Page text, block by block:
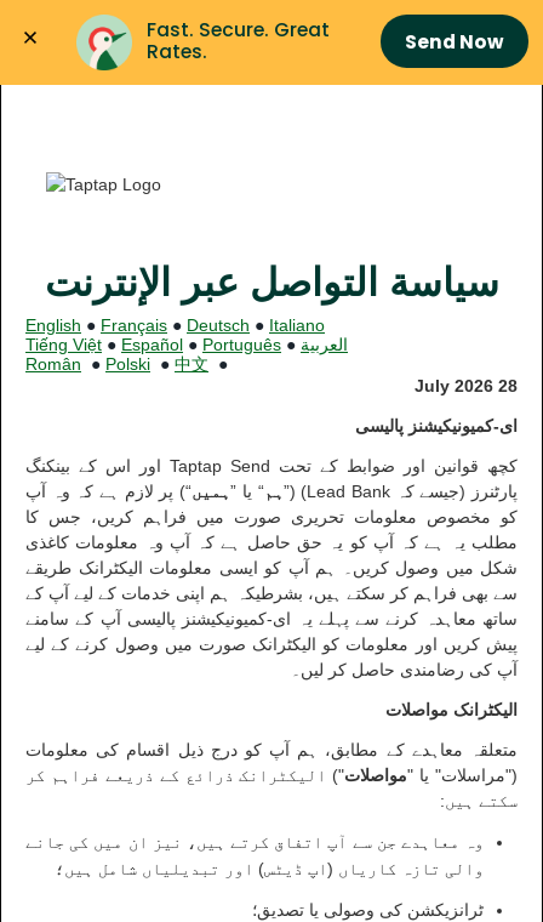
Fast. Secure. Great
Rates.
Send Now
سياسة التواصل عبر الإنترنت
English ● Français ● Deutsch ● Italiano
Tiếng Việt ● Español ● Português ● العربية
Român ● Polski ● 中文 ●
28 July 2026
ای-کمیونیکیشنز پالیسی
کچھ قوانین اور ضوابط کے تحت Taptap Send اور اس کے بینکنگ
پارٹنرز (جیسے کہ
Lead Bank
) (”ہم“ یا ”ہمیں“) پر لازم ہے کہ وہ آپ
کو مخصوص معلومات تحریری صورت میں فراہم کریں، جس کا
مطلب یہ ہے کہ آپ کو یہ حق حاصل ہے کہ آپ وہ معلومات کاغذی
شکل میں وصول کریں۔ ہم آپ کو ایسی معلومات الیکٹرانک طریقے
سے بھی فراہم کر سکتے ہیں، بشرطیکہ ہم اپنی خدمات کے لیے آپ کے
ساتھ معاہدہ کرنے سے پہلے یہ ای-کمیونیکیشنز پالیسی آپ کے سامنے
پیش کریں اور معلومات کو الیکٹرانک صورت میں وصول کرنے کے لیے
آپ کی رضامندی حاصل کر لیں۔
الیکٹرانک مواصلات
متعلقہ معاہدے کے مطابق، ہم آپ کو درج ذیل اقسام کی معلومات
("مراسلات" یا "مواصلات") الیکٹرانک ذرائع کے ذریعے فراہم کر
سکتے ہیں:
وہ معاہدے جن سے آپ اتفاق کرتے ہیں، نیز ان میں کی جانے
والی تازہ کاریاں (اپ ڈیٹس) اور تبدیلیاں شامل ہیں؛
ٹرانزیکشن کی وصولی یا تصدیق؛